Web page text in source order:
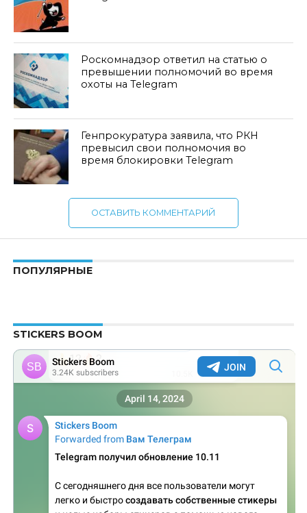
Роскомнадзор ответил на статью о
превышении полномочий во время
охоты на Telegram
Генпрокуратура заявила, что РКН
превысил свои полномочия во
время блокировки Telegram
ОСТАВИТЬ КОММЕНТАРИЙ
ПОПУЛЯРНЫЕ
STICKERS BOOM